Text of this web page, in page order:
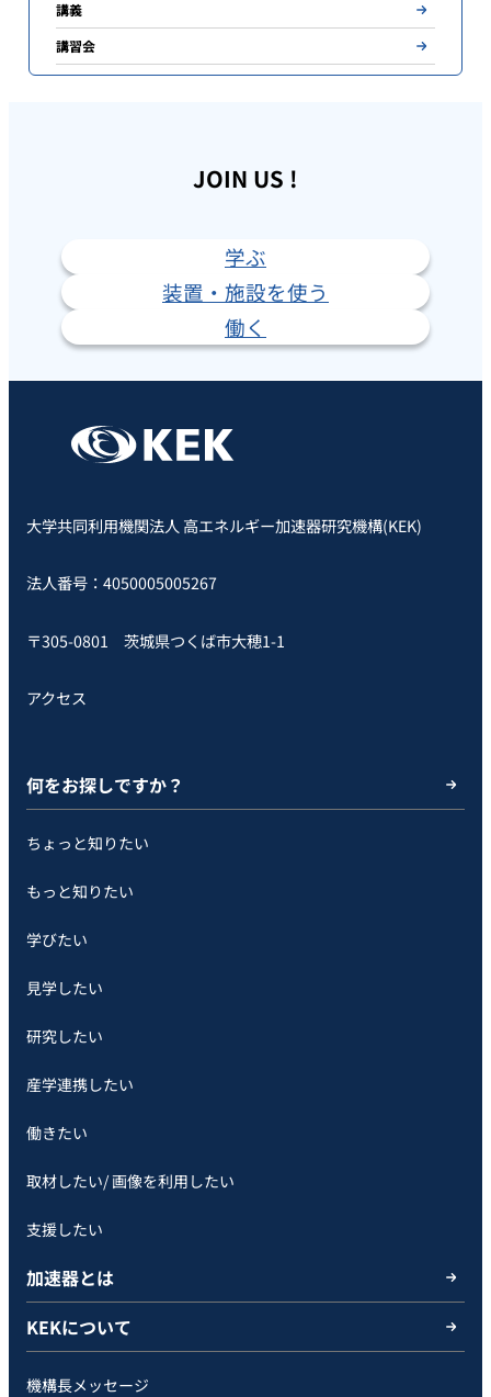
講義
講習会
JOIN US !
学ぶ
装置・施設を使う
働く
大学共同利用機関法人 高エネルギー加速器研究機構(KEK)
法人番号：4050005005267
〒305-0801 茨城県つくば市大穂1-1
アクセス
何をお探しですか？
ちょっと知りたい
もっと知りたい
学びたい
見学したい
研究したい
産学連携したい
働きたい
取材したい/ 画像を利用したい
支援したい
加速器とは
KEKについて
機構長メッセージ